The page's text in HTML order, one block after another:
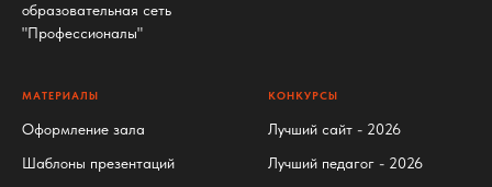
образовательная сеть
"Профессионалы"
МАТЕРИАЛЫ
Оформление зала
Шаблоны презентаций
КОНКУРСЫ
Лучший сайт - 2026
Лучший педагог - 2026